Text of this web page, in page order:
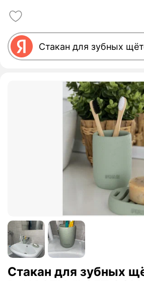
Стакан для зубных